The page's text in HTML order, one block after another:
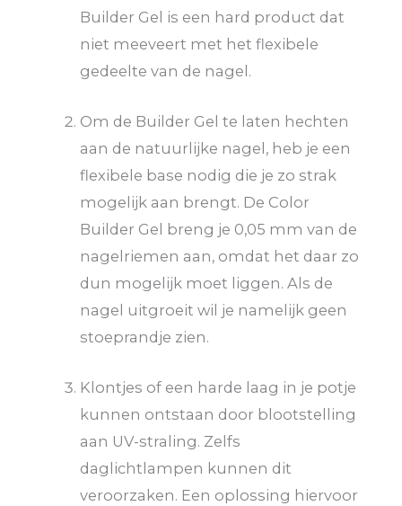
Builder Gel is een hard product dat
niet meeveert met het flexibele
gedeelte van de nagel.
Om de Builder Gel te laten hechten
aan de natuurlijke nagel, heb je een
flexibele base nodig die je zo strak
mogelijk aan brengt. De Color
Builder Gel breng je 0,05 mm van de
nagelriemen aan, omdat het daar zo
dun mogelijk moet liggen. Als de
nagel uitgroeit wil je namelijk geen
stoeprandje zien.
Klontjes of een harde laag in je potje
kunnen ontstaan door blootstelling
aan UV-straling. Zelfs
daglichtlampen kunnen dit
veroorzaken. Een oplossing hiervoor